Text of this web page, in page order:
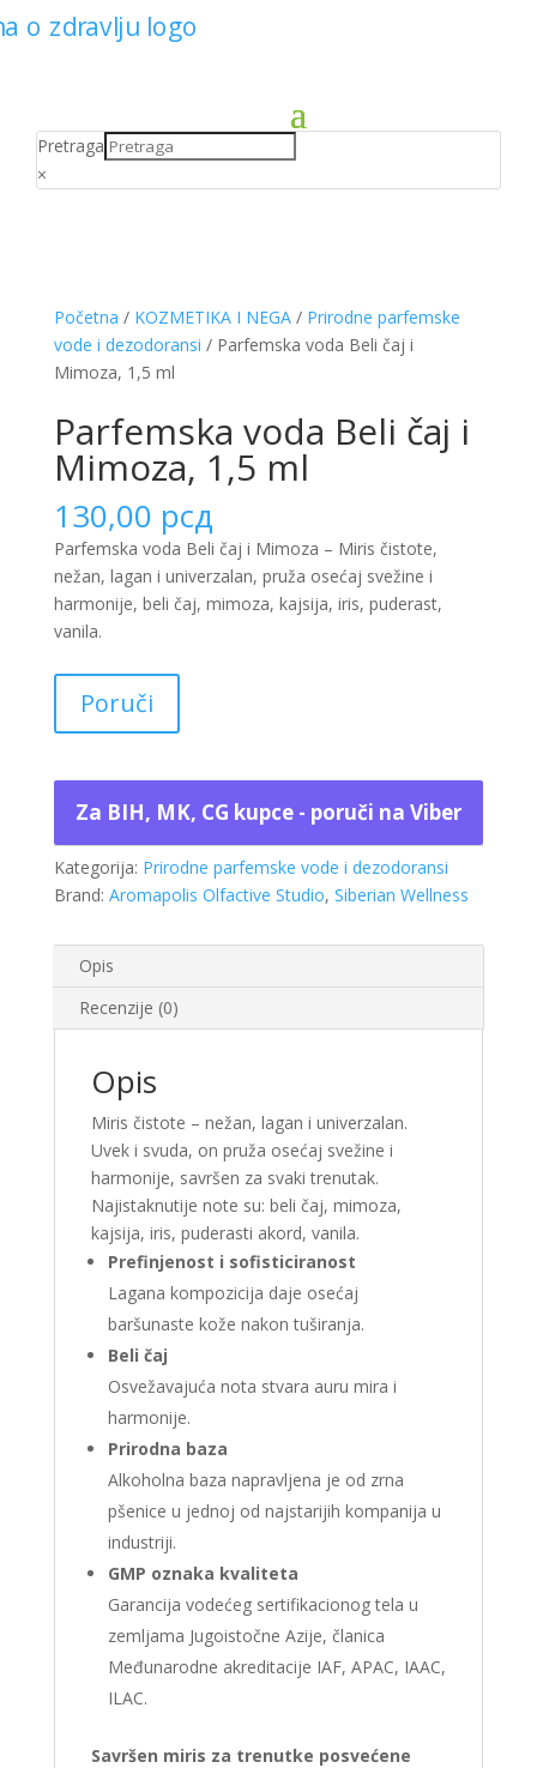
Pretraga
×
Početna / KOZMETIKA I NEGA/ Prirodne parfemske
vode i dezodoransi / Parfemska voda Beli čaj i
Mimoza, 1,5 ml
Parfemska voda Beli čaj i
Mimoza, 1,5 ml
130,00 рсд
Parfemska voda Beli čaj i Mimoza – Miris čistote,
nežan, lagan i univerzalan, pruža osećaj svežine i
harmonije, beli čaj, mimoza, kajsija, iris, puderast,
vanila.
Poruči
Za BIH, MK, CG kupce - poruči na Viber
Kategorija: Prirodne parfemske vode i dezodoransi
Brand: Aromapolis Olfactive Studio, Siberian Wellness
Opis
Recenzije (0)
Opis
Miris čistote – nežan, lagan i univerzalan.
Uvek i svuda, on pruža osećaj svežine i
harmonije, savršen za svaki trenutak.
Najistaknutije note su: beli čaj, mimoza,
kajsija, iris, puderasti akord, vanila.
Prefinjenost i sofisticiranost
Lagana kompozicija daje osećaj
baršunaste kože nakon tuširanja.
Beli čaj
Osvežavajuća nota stvara auru mira i
harmonije.
Prirodna baza
Alkoholna baza napravljena je od zrna
pšenice u jednoj od najstarijih kompanija u
industriji.
GMP oznaka kvaliteta
Garancija vodećeg sertifikacionog tela u
zemljama Jugoistočne Azije, članica
Međunarodne akreditacije IAF, APAC, IAAC,
ILAC.
Savršen miris za trenutke posvećene